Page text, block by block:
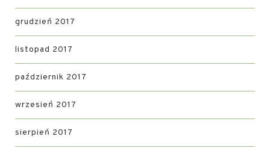
grudzień 2017
listopad 2017
październik 2017
wrzesień 2017
sierpień 2017